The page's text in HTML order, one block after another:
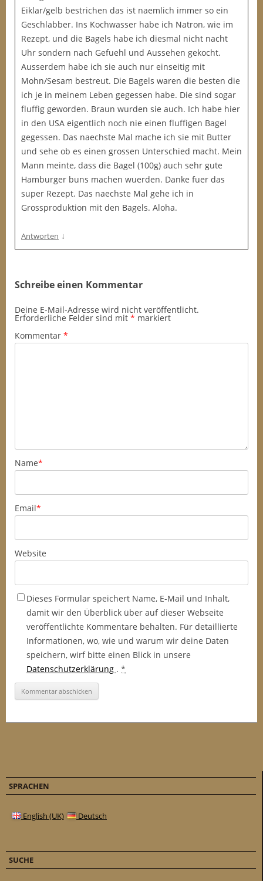
Eiklar/gelb bestrichen das ist naemlich immer so ein
Geschlabber. Ins Kochwasser habe ich Natron, wie im
Rezept, und die Bagels habe ich diesmal nicht nacht
Uhr sondern nach Gefuehl und Aussehen gekocht.
Ausserdem habe ich sie auch nur einseitig mit
Mohn/Sesam bestreut. Die Bagels waren die besten die
ich je in meinem Leben gegessen habe. Die sind sogar
fluffig geworden. Braun wurden sie auch. Ich habe hier
in den USA eigentlich noch nie einen fluffigen Bagel
gegessen. Das naechste Mal mache ich sie mit Butter
und sehe ob es einen grossen Unterschied macht. Mein
Mann meinte, dass die Bagel (100g) auch sehr gute
Hamburger buns machen wuerden. Danke fuer das
super Rezept. Das naechste Mal gehe ich in
Grossproduktion mit den Bagels. Aloha.
Antworten ↓
Schreibe einen Kommentar
Deine E-Mail-Adresse wird nicht veröffentlicht.
Erforderliche Felder sind mit * markiert
Kommentar *
Name*
Email*
Website
Dieses Formular speichert Name, E-Mail und Inhalt,
damit wir den Überblick über auf dieser Webseite
veröffentlichte Kommentare behalten. Für detaillierte
Informationen, wo, wie und warum wir deine Daten
speichern, wirf bitte einen Blick in unsere
Datenschutzerklärung . *
SPRACHEN
English (UK) Deutsch
SUCHE